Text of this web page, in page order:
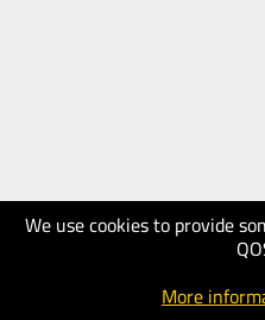
We use cookies to provide
More